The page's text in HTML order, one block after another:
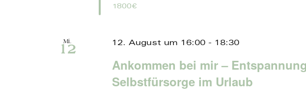
1800€
Mi.
12
Ankommen bei mir –
Selbstfürsorge im Urlaub
12. August um 16:00- 18:30